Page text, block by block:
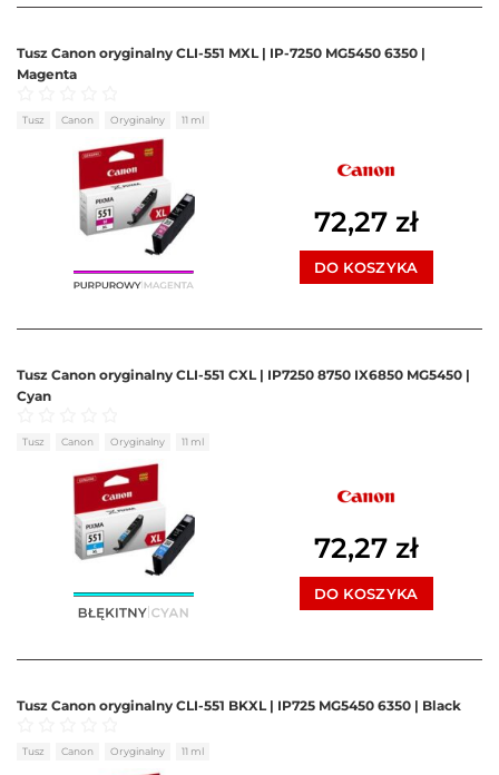
Tusz Canon oryginalny CLI-551 MXL | IP-7250 MG5450 6350 |
Magenta
Oceniono
Tusz Canon Oryginalny 11 ml
72,27 zł
DO KOSZYKA
Tusz Canon oryginalny CLI-551 CXL | IP7250 8750 IX6850 MG5450 |
Cyan
Oceniono
Tusz Canon Oryginalny 11 ml
72,27 zł
DO KOSZYKA
Tusz Canon oryginalny CLI-551 BKXL | IP725 MG5450 6350 | Black
Oceniono
Tusz Canon Oryginalny 11 ml